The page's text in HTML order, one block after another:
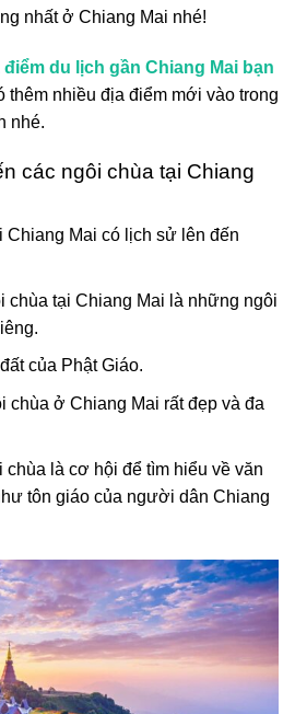
nhất ở Chiang Mai nhé!
du lịch gần Chiang Mai bạn
thêm nhiều địa điểm mới vào trong
nhé.
các ngôi chùa tại Chiang
Chiang Mai có lịch sử lên đến
chùa tại Chiang Mai là những ngôi
của Phật Giáo.
chùa ở Chiang Mai rất đẹp và đa
chùa là cơ hội để tìm hiểu về văn
tôn giáo của người dân Chiang